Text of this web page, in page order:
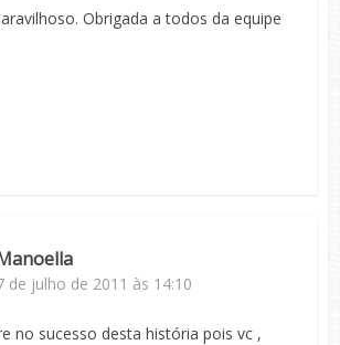
Obrigada a todos da equipe
de julho de 2011 às 14:10
no sucesso desta história pois vc ,